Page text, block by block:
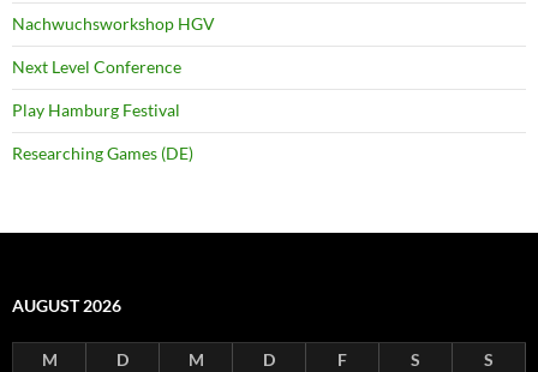
Nachwuchsworkshop HGV
Next Level Conference
Play Hamburg Festival
Researching Games (DE)
AUGUST 2026
M D M D F S
S